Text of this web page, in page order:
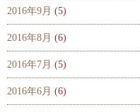
2016年9月 (5)
2016年8月 (6)
2016年7月 (5)
2016年6月 (6)